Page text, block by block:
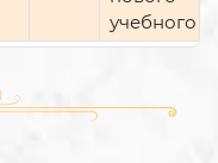
учебного